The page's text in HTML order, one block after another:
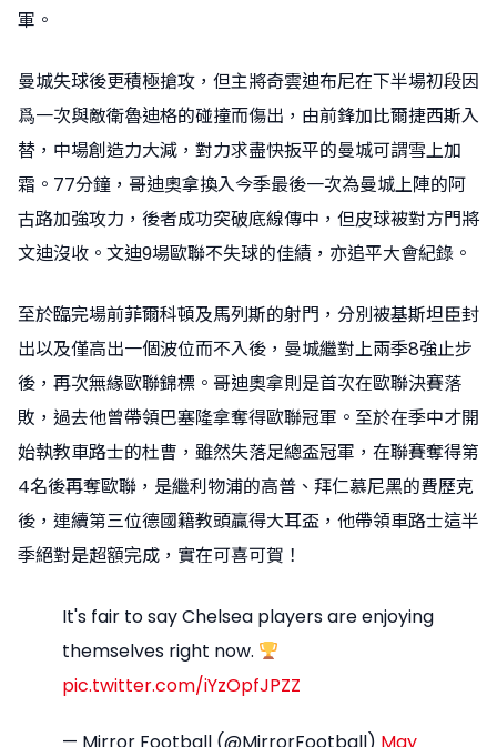
軍。
曼城失球後更積極搶攻，但主將奇雲迪布尼在下半場初段因
爲一次與敵衛魯迪格的碰撞而傷出，由前鋒加比爾捷西斯入
替，中場創造力大減，對力求盡快扳平的曼城可謂雪上加
霜。77分鐘，哥迪奧拿換入今季最後一次為曼城上陣的阿
古路加強攻力，後者成功突破底線傳中，但皮球被對方門將
文迪沒收。文迪9場歐聯不失球的佳績，亦追平大會紀錄。
至於臨完場前菲爾科頓及馬列斯的射門，分別被基斯坦臣封
出以及僅高出一個波位而不入後，曼城繼對上兩季8強止步
後，再次無緣歐聯錦標。哥迪奧拿則是首次在歐聯決賽落
敗，過去他曾帶領巴塞隆拿奪得歐聯冠軍。至於在季中才開
始執教車路士的杜曹，雖然失落足總盃冠軍，在聯賽奪得第
4名後再奪歐聯，是繼利物浦的高普、拜仁慕尼黑的費歷克
後，連續第三位德國籍教頭贏得大耳盃，他帶領車路士這半
季絕對是超額完成，實在可喜可賀！
It's fair to say Chelsea players are enjoying
themselves right now.
pic.twitter.com/iYzOpfJPZZ